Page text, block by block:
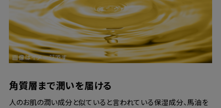
角質層まで潤いを届ける
人のお肌の潤い成分と似ていると言われている保湿成分、馬油を